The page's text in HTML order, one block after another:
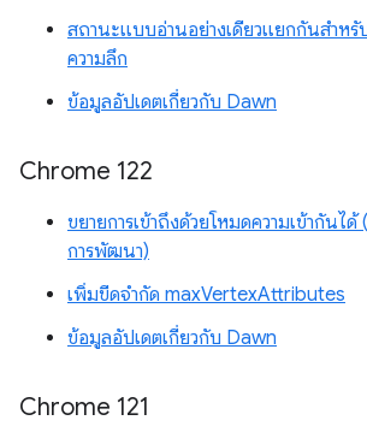
สถานะแบบอ่านอย่างเดียวแยกกันสำหรั
ความลึก
ข้อมูลอัปเดตเกี่ยวกับ Dawn
Chrome 122
ขยายการเข้าถึงด้วยโหมดความเข้ากันได้
การพัฒนา)
เพิ่มขีดจำกัด maxVertexAttributes
ข้อมูลอัปเดตเกี่ยวกับ Dawn
Chrome 121